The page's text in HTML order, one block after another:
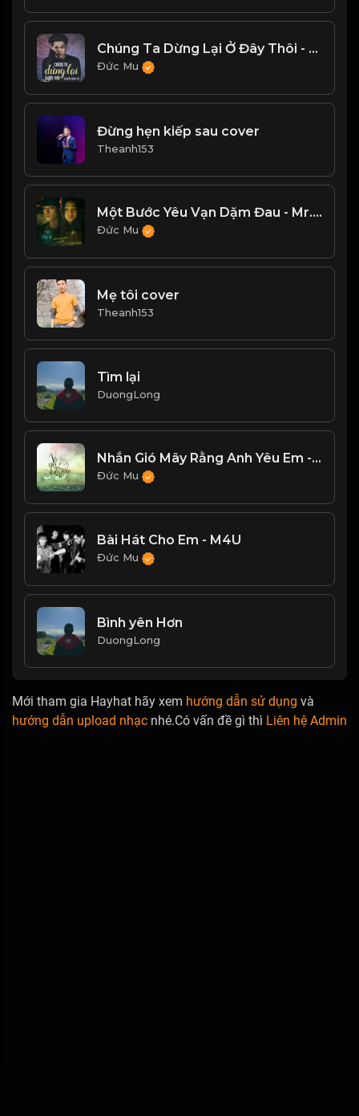
Chúng Ta Dừng Lại Ở Đây Thôi - Nguyễn Đình Vũ
Đức Mu
Đừng hẹn kiếp sau cover
Theanh153
Một Bước Yêu Vạn Dặm Đau - Mr.Siro
Đức Mu
Mẹ tôi cover
Theanh153
Tìm lại
DuongLong
Nhắn Gió Mây Rằng Anh Yêu Em - Hoàng Hải
Đức Mu
Bài Hát Cho Em - M4U
Đức Mu
Bình yên Hơn
DuongLong
Mới tham gia Hayhat hãy xem hướng dẫn sử dụng và
hướng dẫn upload nhạc nhé.Có vấn đề gì thì Liên hệ Admin